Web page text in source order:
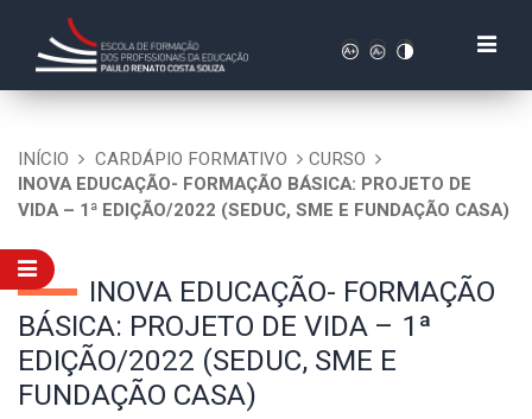
INÍCIO CARDÁPIO FORMATIVO
CURSO
INOVA EDUCAÇÃO- FORMAÇÃO BÁSICA: PROJETO DE
VIDA – 1ª EDIÇÃO/2022 (SEDUC, SME E FUNDAÇÃO CASA)
INOVA EDUCAÇÃO- FORMAÇÃO
BÁSICA: PROJETO DE VIDA – 1ª
EDIÇÃO/2022 (SEDUC, SME E
FUNDAÇÃO CASA)